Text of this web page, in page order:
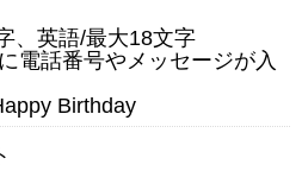
、英語/最大18文字
電話番号やメッセージが入
Birthday